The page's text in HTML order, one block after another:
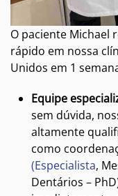
O paciente
rápido em nossa
Unidos em 1
Equipe
sem dúvida,
altamente
como
(Especialista,
Dentários –